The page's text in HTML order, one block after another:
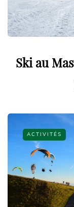
Ski au
ACTIVITÉS